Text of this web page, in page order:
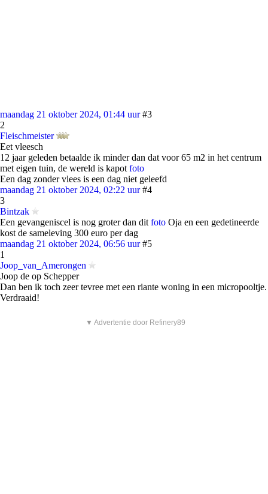
maandag 21 oktober 2024, 01:44 uur #3
2
Fleischmeister
Eet vleesch
12 jaar geleden betaalde ik minder dan dat voor 65 m2 in het centrum
met eigen tuin, de wereld is kapot foto
Een dag zonder vlees is een dag niet geleefd
maandag 21 oktober 2024, 02:22 uur #4
3
Bintzak
Een gevangeniscel is nog groter dan dit foto Oja en een gedetineerde
kost de sameleving 300 euro per dag
maandag 21 oktober 2024, 06:56 uur #5
1
Joop_van_Amerongen
Joop de op Schepper
Dan ben ik toch zeer tevree met een riante woning in een micropooltje.
Verdraaid!
▼ Advertentie door Refinery89